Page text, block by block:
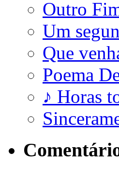
Outro
Um
Que
Poema
♪ Horas